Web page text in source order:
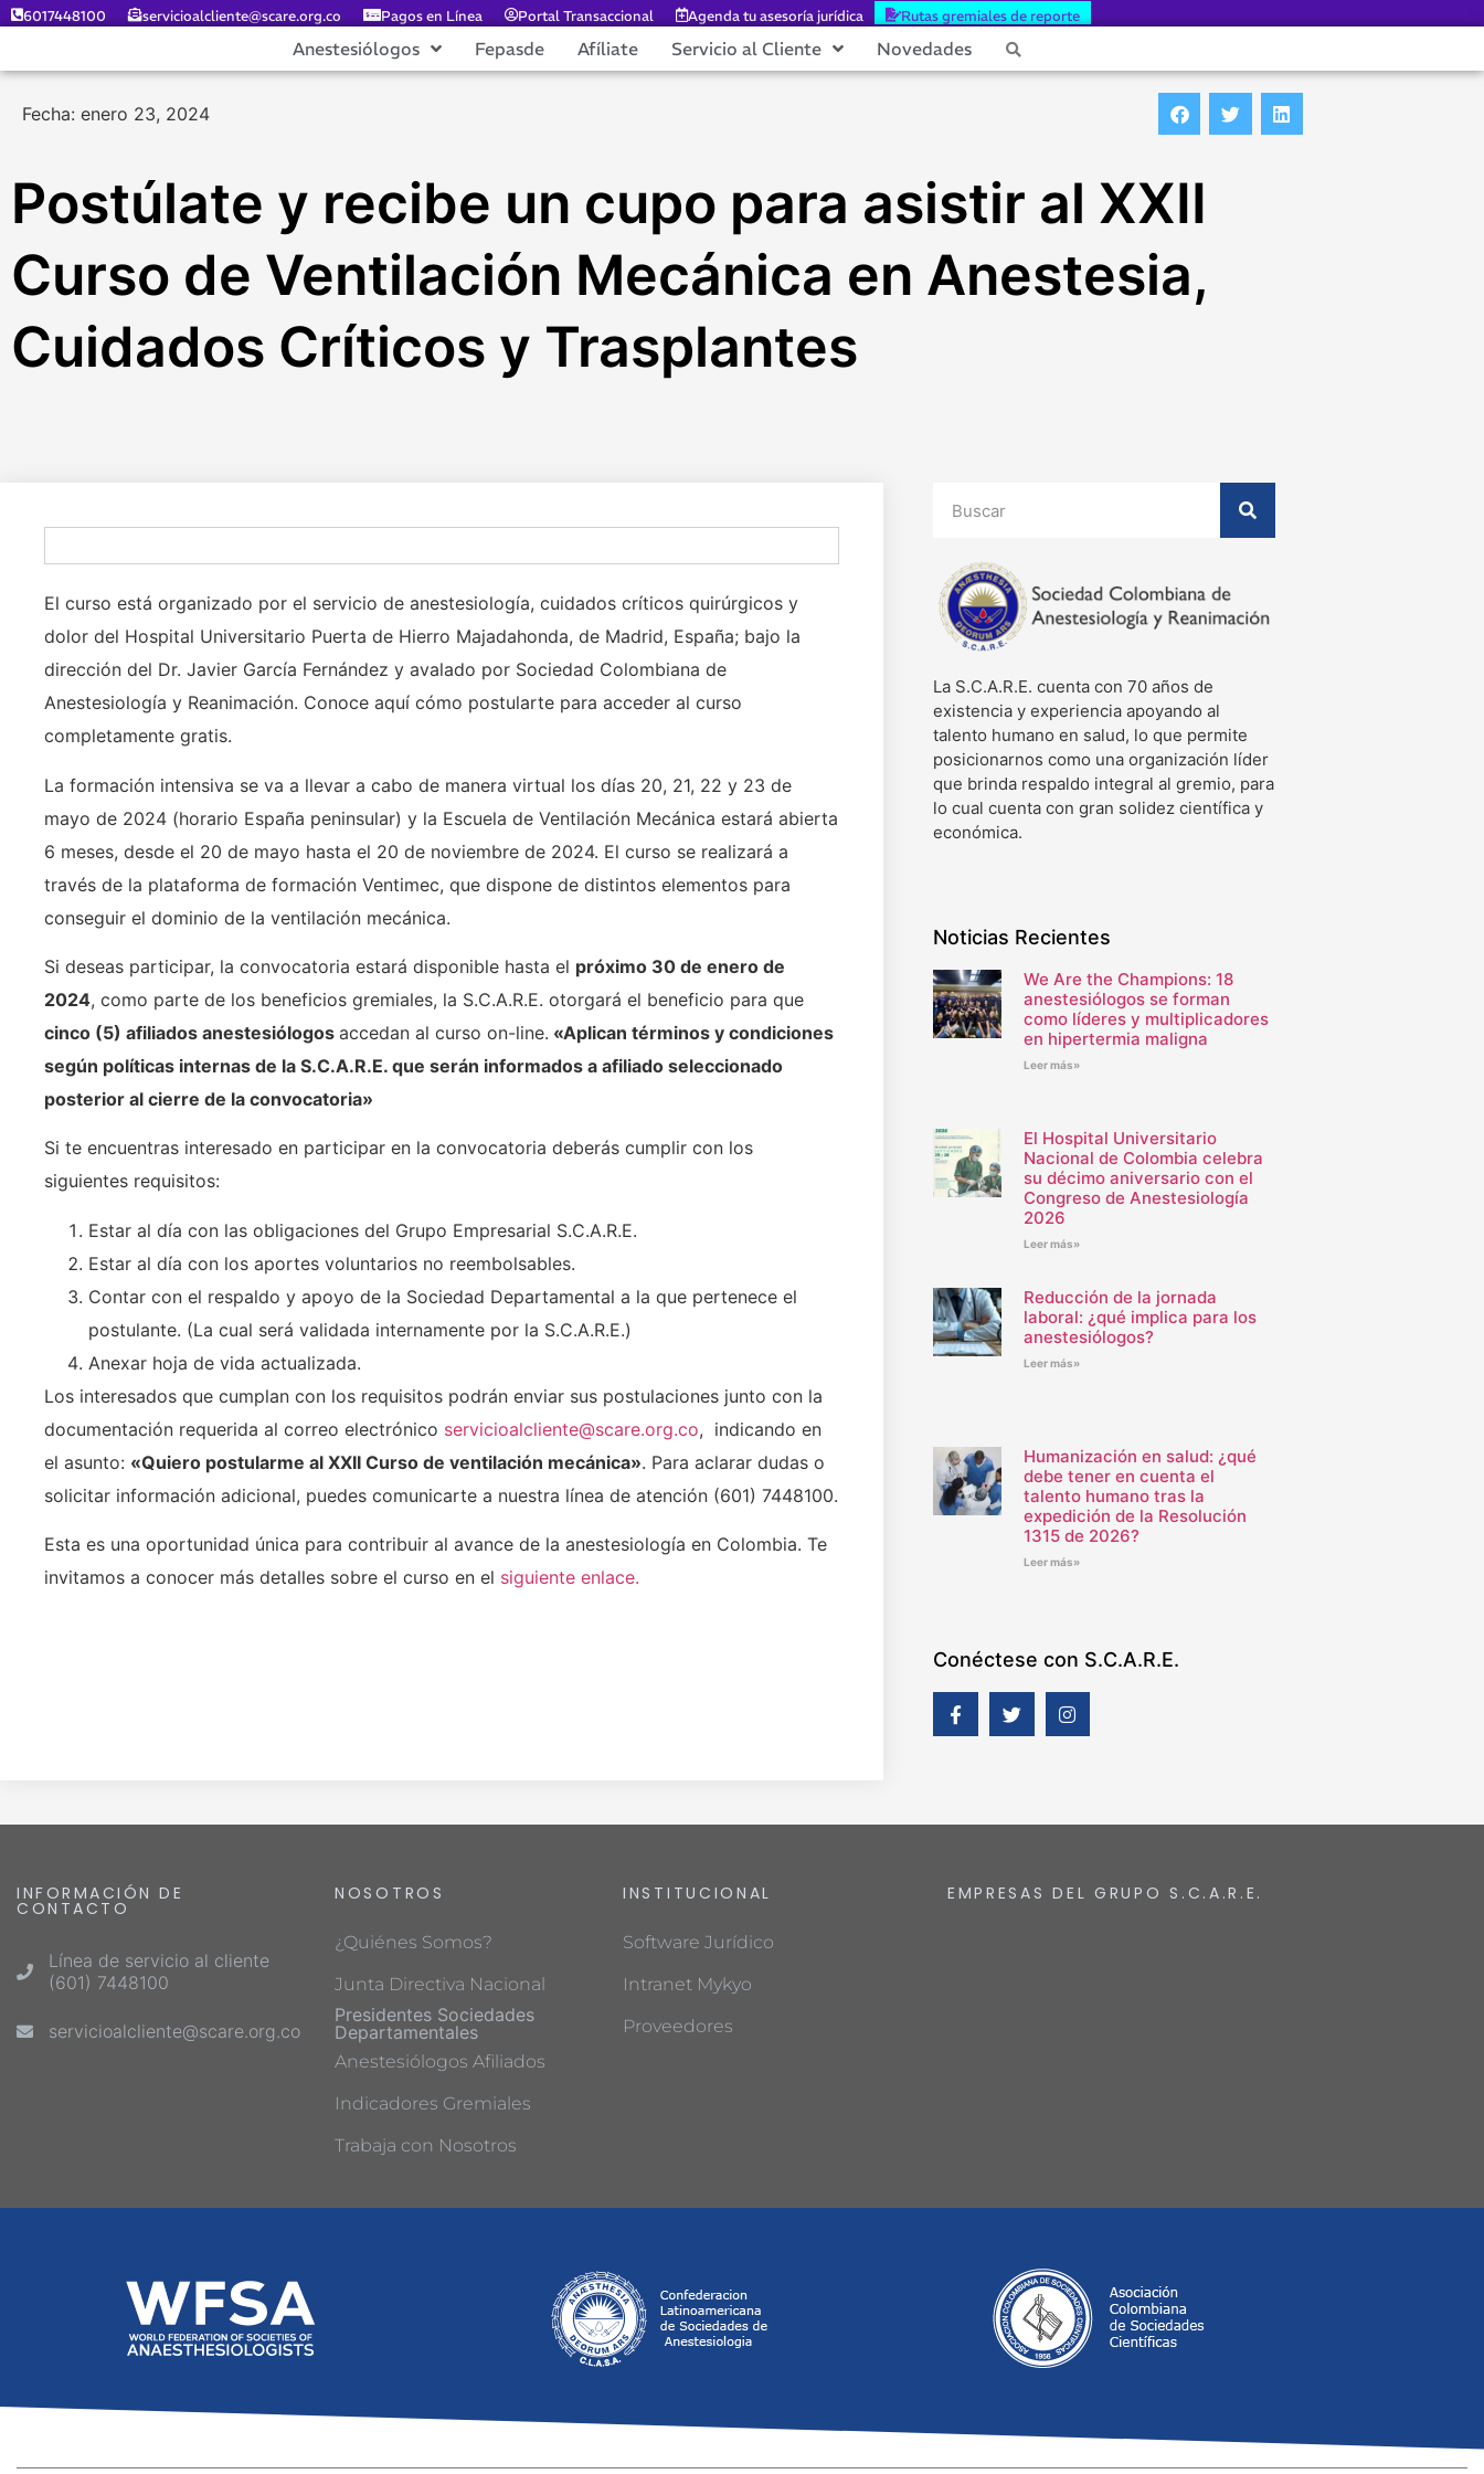
6017448100 servicioalcliente@scare.org.co Pagos en Línea Portal Transaccional Agenda tu asesoría jurídica Rutas gremiales de reporte
Anestesiólogos Fepasde Afíliate Servicio al Cliente Novedades
Fecha: enero 23, 2024
Postúlate y recibe un cupo para asistir al XXII
Curso de Ventilación Mecánica en Anestesia,
Cuidados Críticos y Trasplantes
El curso está organizado por el servicio de anestesiología, cuidados críticos quirúrgicos y
dolor del Hospital Universitario Puerta de Hierro Majadahonda, de Madrid, España; bajo la
dirección del Dr. Javier García Fernández y avalado por Sociedad Colombiana de
Anestesiología y Reanimación. Conoce aquí cómo postularte para acceder al curso
completamente gratis.
La formación intensiva se va a llevar a cabo de manera virtual los días 20, 21, 22 y 23 de
mayo de 2024 (horario España peninsular) y la Escuela de Ventilación Mecánica estará abierta
6 meses, desde el 20 de mayo hasta el 20 de noviembre de 2024. El curso se realizará a
través de la plataforma de formación Ventimec, que dispone de distintos elementos para
conseguir el dominio de la ventilación mecánica.
Si deseas participar, la convocatoria estará disponible hasta el próximo 30 de enero de
2024, como parte de los beneficios gremiales, la S.C.A.R.E. otorgará el beneficio para que
cinco (5) afiliados anestesiólogos accedan al curso on-line. «Aplican términos y condiciones
según políticas internas de la S.C.A.R.E. que serán informados a afiliado seleccionado
posterior al cierre de la convocatoria»
Si te encuentras interesado en participar en la convocatoria deberás cumplir con los
siguientes requisitos:
Estar al día con las obligaciones del Grupo Empresarial S.C.A.R.E.
Estar al día con los aportes voluntarios no reembolsables.
Contar con el respaldo y apoyo de la Sociedad Departamental a la que pertenece el
postulante. (La cual será validada internamente por la S.C.A.R.E.)
Anexar hoja de vida actualizada.
Los interesados que cumplan con los requisitos podrán enviar sus postulaciones junto con la
documentación requerida al correo electrónico servicioalcliente@scare.org.co, indicando en
el asunto: «Quiero postularme al XXII Curso de ventilación mecánica». Para aclarar dudas o
solicitar información adicional, puedes comunicarte a nuestra línea de atención (601) 7448100.
Esta es una oportunidad única para contribuir al avance de la anestesiología en Colombia. Te
invitamos a conocer más detalles sobre el curso en el siguiente enlace.
La S.C.A.R.E. cuenta con 70 años de
existencia y experiencia apoyando al
talento humano en salud, lo que permite
posicionarnos como una organización líder
que brinda respaldo integral al gremio, para
lo cual cuenta con gran solidez científica y
económica.
Noticias Recientes
We Are the Champions: 18
anestesiólogos se forman
como líderes y multiplicadores
en hipertermia maligna
Leer más»
El Hospital Universitario
Nacional de Colombia celebra
su décimo aniversario con el
Congreso de Anestesiología
2026
Leer más»
Reducción de la jornada
laboral: ¿qué implica para los
anestesiólogos?
Leer más»
Humanización en salud: ¿qué
debe tener en cuenta el
talento humano tras la
expedición de la Resolución
1315 de 2026?
Leer más»
Conéctese con S.C.A.R.E.
INFORMACIÓN DE
CONTACTO
Línea de servicio al cliente
(601) 7448100
servicioalcliente@scare.org.co
NOSOTROS
¿Quiénes Somos?
Junta Directiva Nacional
Presidentes Sociedades
Departamentales
Anestesiólogos Afiliados
Indicadores Gremiales
Trabaja con Nosotros
INSTITUCIONAL
Software Jurídico
Intranet Mykyo
Proveedores
EMPRESAS DEL GRUPO S.C.A.R.E.